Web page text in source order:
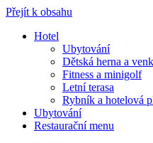
Přejít k obsahu
Hotel
Ubytování
Dětská herna a
Fitness a minigolf
Letní terasa
Rybník a hotelová
Ubytování
Restaurační menu